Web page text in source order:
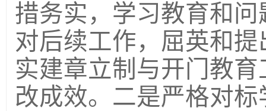
措务实，学习教育和
对后续工作，屈英和
实建章立制与开门教
改成效。二是严格对